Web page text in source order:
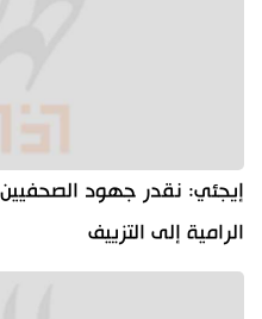
إيجئي: نقدر جهود
الرامية إلى التزييف